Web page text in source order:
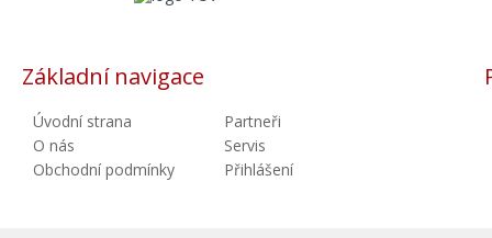
Základní navigace
Úvodní strana
O nás
Obchodní podmínky
Partneři
Servis
Přihlášení